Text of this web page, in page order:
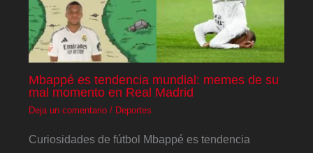
Mbappé es tendencia mundial: memes de su
mal momento en Real Madrid
Deja un comentario / Deportes
Curiosidades de fútbol Mbappé es tendencia